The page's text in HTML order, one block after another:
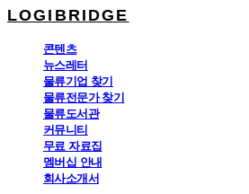
LOGIBRIDGE
콘텐츠
뉴스레터
물류기업 찾기
물류전문가 찾기
물류도서관
커뮤니티
무료 자료집
멤버십 안내
회사소개서